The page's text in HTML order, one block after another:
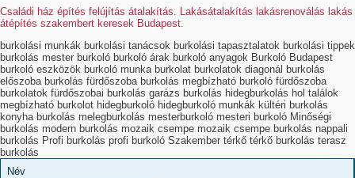
Családi ház építés felújítás átalakítás. Lakásátalakítás lakásrenoválás lakás
átépítés szakembert keresek Budapest.
burkolási munkák burkolási tanácsok burkolási tapasztalatok burkolási tippek
burkolás mester burkoló burkoló árak burkoló anyagok Burkoló Budapest
burkoló eszközök burkoló munka burkolat burkolatok diagonál burkolás
előszoba burkolás fürdőszoba burkolás megbízható burkoló fürdőszoba
burkolatok fürdőszobai burkolás garázs burkolás hidegburkolás hol találok
megbízható burkolot hidegburkoló hidegburkoló munkák kültéri burkolás
konyha burkolás melegburkolás mesterburkoló mesteri burkoló Minőségi
burkolás modern burkolás mozaik csempe mozaik csempe burkolás nappali
burkolás Profi burkolás profi burkoló Szakember térkő térkő burkolás terasz
burkolás
Név